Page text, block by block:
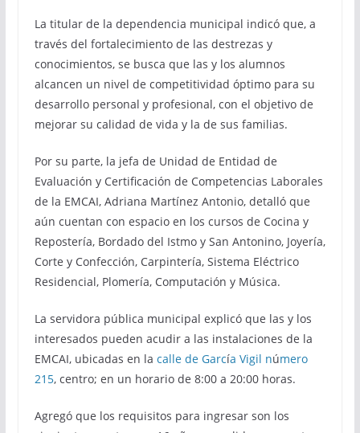
La titular de la dependencia municipal indicó que, a
través del fortalecimiento de las destrezas y
conocimientos, se busca que las y los alumnos
alcancen un nivel de competitividad óptimo para su
desarrollo personal y profesional, con el objetivo de
mejorar su calidad de vida y la de sus familias.
Por su parte, la jefa de Unidad de Entidad de
Evaluación y Certificación de Competencias Laborales
de la EMCAI, Adriana Martínez Antonio, detalló que
aún cuentan con espacio en los cursos de Cocina y
Repostería, Bordado del Istmo y San Antonino, Joyería,
Corte y Confección, Carpintería, Sistema Eléctrico
Residencial, Plomería, Computación y Música.
La servidora pública municipal explicó que las y los
interesados pueden acudir a las instalaciones de la
EMCAI, ubicadas en la calle de García Vigil número
215, centro; en un horario de 8:00 a 20:00 horas.
Agregó que los requisitos para ingresar son los